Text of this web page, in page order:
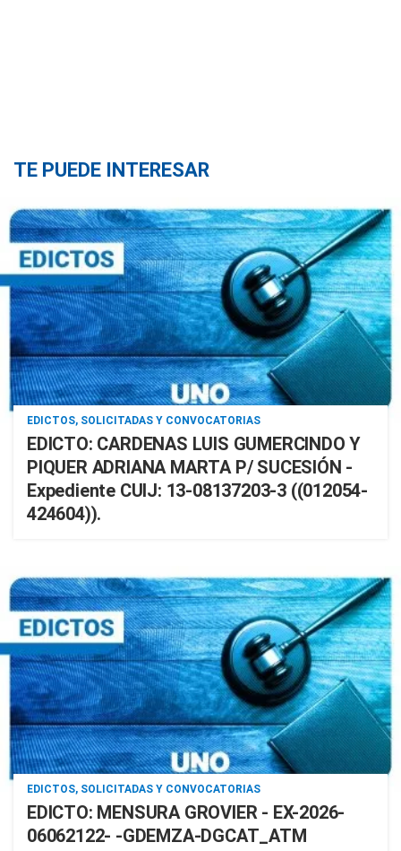
TE PUEDE INTERESAR
EDICTOS, SOLICITADAS Y CONVOCATORIAS
EDICTO: CARDENAS LUIS GUMERCINDO Y
PIQUER ADRIANA MARTA P/ SUCESIÓN -
Expediente CUIJ: 13-08137203-3 ((012054-
424604)).
EDICTOS, SOLICITADAS Y CONVOCATORIAS
EDICTO: MENSURA GROVIER - EX-2026-
06062122- -GDEMZA-DGCAT_ATM